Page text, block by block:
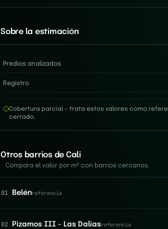
Sobre la estimación
Predios analizados
Registro
Cobertura parcial — trata estos valores como
cerrado.
Otros barrios de Cali
Compara el valor por m² con barrios cercanos.
01 Belénreferencia
02 Pizamos III - Las Daliasreferencia